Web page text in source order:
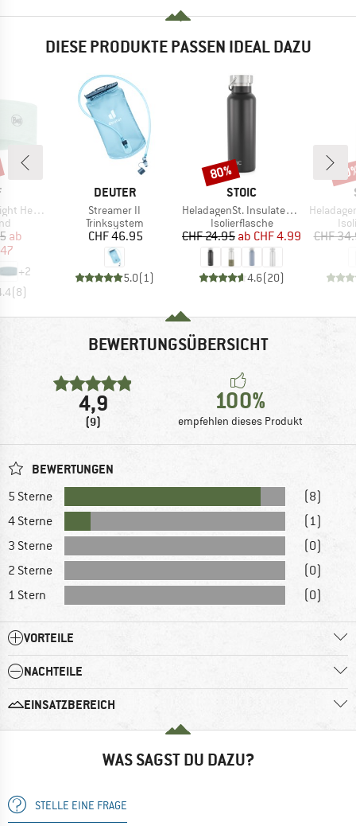
DIESE PRODUKTE PASSEN IDEAL DAZU
Preis
ab
+2
(8)
MARKE
DEUTER
Artikel
Streamer II
Produktgruppe
Trinksystem
Preis
CHF 46.95
5.0(1 )
MARKE
STOIC
Artikel
HeladagenSt. Insulated Stainless Steel Bottle 500
Produktgruppe
Isolierflasche
Preis
CHF 24.95 reduzierter Preis
ab CHF 4.99
4.6(20)
Rabatt
80%
Artikel
HeladagenSt.
CHF
BEWERTUNGSÜBERSICHT
4,9
(9)
100%
empfehlen dieses Produkt
BEWERTUNGEN
5 Sterne
(8)
4 Sterne
(1)
3 Sterne
(0)
2 Sterne
(0)
1 Stern
(0)
VORTEILE
NACHTEILE
EINSATZBEREICH
WAS SAGST DU DAZU?
STELLE EINE FRAGE